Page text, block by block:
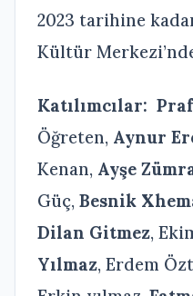
2023 tarihine
Kültür
Katılımcılar:
Öğreten, Aynur
Kenan, Ayşe
Güç, Besnik
Dilan Gitmez,
Yılmaz, Erdem